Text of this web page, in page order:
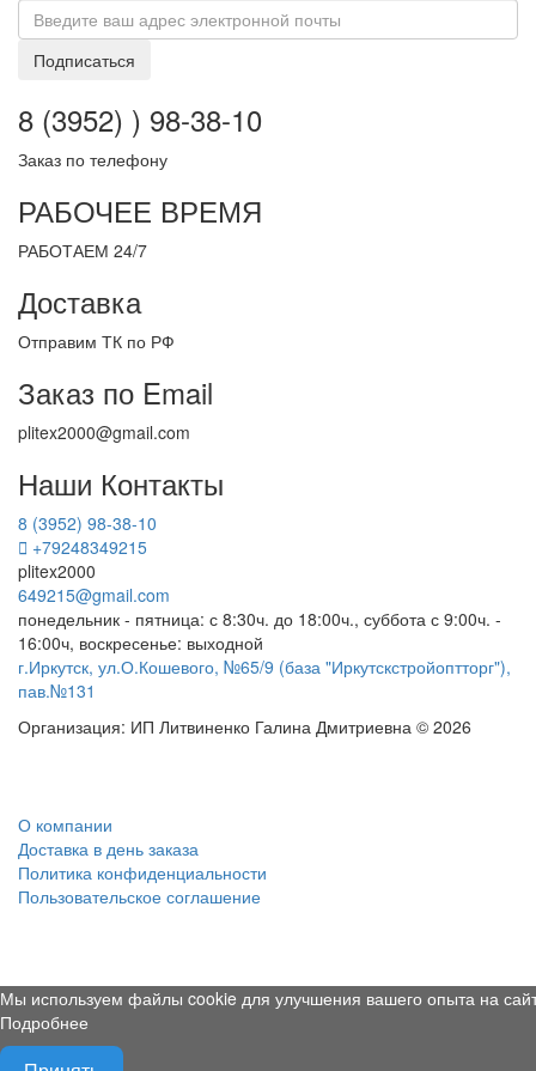
Мы используем файлы cookie для улучшения вашего опыта на
Подробнее
Подписаться
8 (3952) ) 98-38-10
Заказ по телефону
РАБОЧЕЕ ВРЕМЯ
РАБОТАЕМ 24/7
Доставка
Отправим ТК по РФ
Заказ по Email
plitex2000@gmail.com
Наши Контакты
8 (3952) 98-38-10
+79248349215
plitex2000
649215@gmail.com
понедельник - пятница: с 8:30ч. до 18:00ч., суббота с 9:00ч. -
16:00ч, воскресенье: выходной
г.Иркутск, ул.О.Кошевого, №65/9 (база "Иркутскстройоптторг"),
пав.№131
Организация: ИП Литвиненко Галина Дмитриевна © 2026
О компании
Доставка в день заказа
Политика конфиденциальности
Пользовательское соглашение